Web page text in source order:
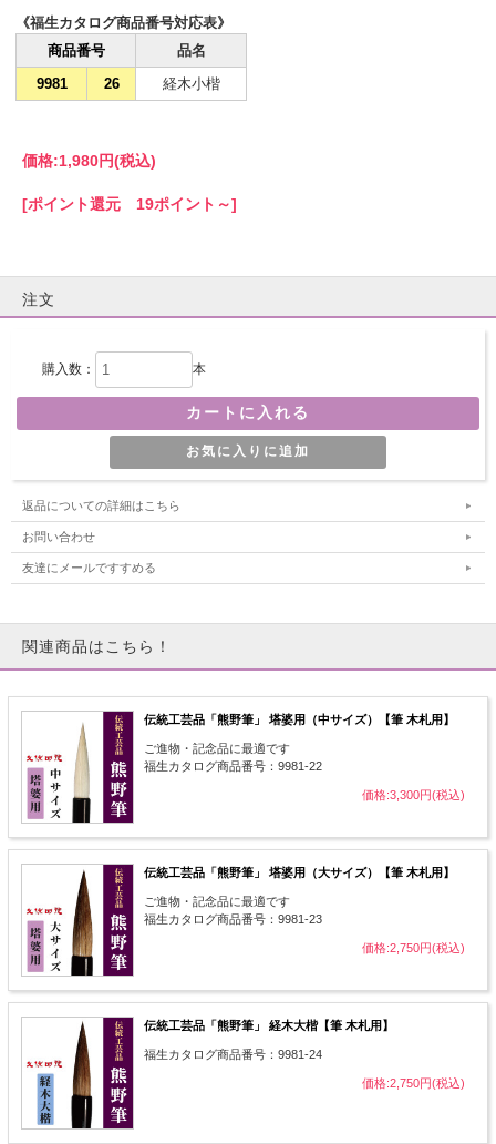
《福生カタログ商品番号対応表》
商品番号
品名
9981
26 経木小楷
価格:1,980円(税込)
[ポイント還元 19ポイント～]
注文
購入数： 本
返品についての詳細はこちら
お問い合わせ
友達にメールですすめる
関連商品はこちら！
伝統工芸品「熊野筆」 塔婆用（中サイズ）【筆 木札用】
ご進物・記念品に最適です
福生カタログ商品番号：9981-22
価格:3,300円(税込)
伝統工芸品「熊野筆」 塔婆用（大サイズ）【筆 木札用】
ご進物・記念品に最適です
福生カタログ商品番号：9981-23
価格:2,750円(税込)
伝統工芸品「熊野筆」 経木大楷【筆 木札用】
福生カタログ商品番号：9981-24
価格:2,750円(税込)